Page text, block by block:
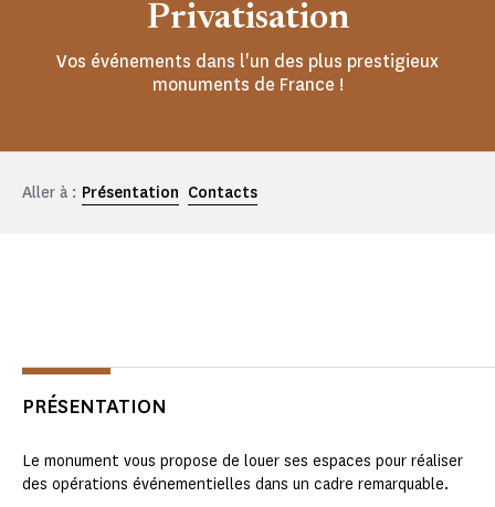
Privatisation
Vos événements dans l'un des plus prestigieux
monuments de France !
Aller à : Présentation Contacts
PRÉSENTATION
Le monument vous propose de louer ses espaces pour réaliser
des opérations événementielles dans un cadre remarquable.